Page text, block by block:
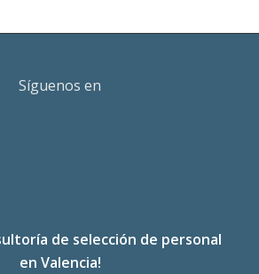
Síguenos en
de selección de personal
en Valencia!